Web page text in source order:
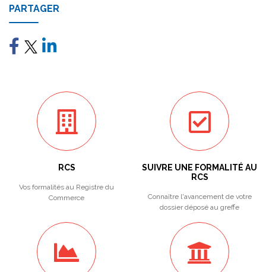
PARTAGER
RCS
Vos formalités au Registre du
Commerce
SUIVRE UNE FORMALITÉ AU
RCS
Connaître l'avancement de votre
dossier déposé au greffe